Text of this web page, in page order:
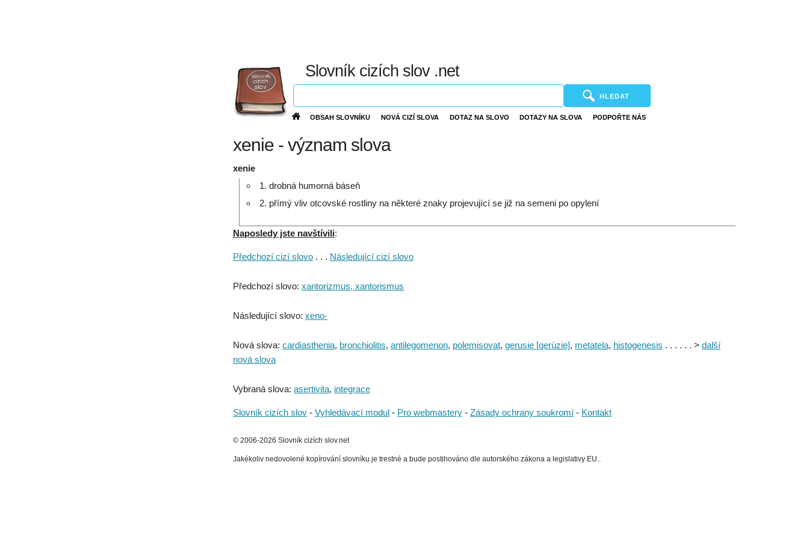
Slovník cizích slov .net
HLEDAT
OBSAH SLOVNÍKU NOVÁ CIZÍ SLOVA DOTAZ NA SLOVO DOTAZY NA SLOVA PODPOŘTE NÁS
xenie - význam slova
xenie
1. drobná humorná báseň
2. přímý vliv otcovské rostliny na některé znaky projevující se již na semeni po opylení
Naposledy jste navštívili:
Předchozí cizí slovo . . . Následující cizí slovo
Předchozí slovo: xantorizmus, xantorismus
Následující slovo: xeno-
Nová slova: cardiasthenia, bronchiolitis, antilegomenon, polemisovat, gerusie [gerúzie], metatela, histogenesis . . . . . . > další
nová slova
Vybraná slova: asertivita, integrace
Slovník cizích slov - Vyhledávací modul - Pro webmastery - Zásady ochrany soukromí - Kontakt
© 2006-2026 Slovník cizích slov.net
Jakékoliv nedovolené kopírování slovníku je trestné a bude postihováno dle autorského zákona a legislativy EU..